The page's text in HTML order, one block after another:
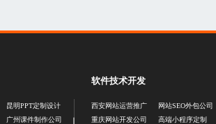
昆明PPT定制设计
广州课件制作公司
软件技术开发
西安网站运营推广
重庆网站开发公司
网站SEO外包公司
高端小程序定制